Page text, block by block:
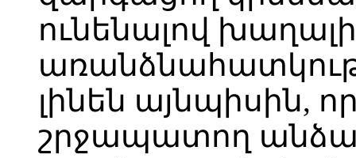
ունենալով
լինեն այնպիսին,
շրջապատող